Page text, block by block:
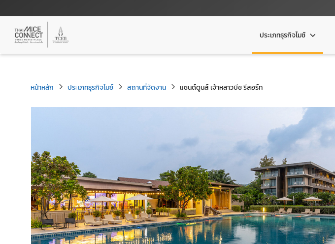
ประเภทธุรกิจไมซ์
หน้าหลัก ประเภทธุรกิจไมซ์ สถานที่จัดงาน แซนด์ดูนส์ เจ้าหลาวบีช รีสอร์ท